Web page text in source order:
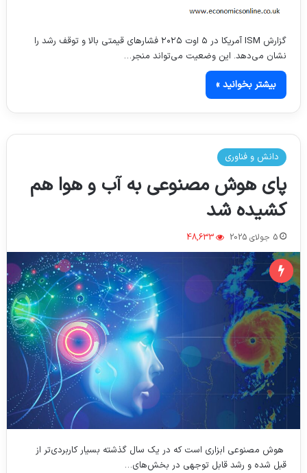
گزارش ISM آمریکا در ۵ اوت ۲۰۲۵ فشارهای قیمتی بالا و توقف رشد را
نشان می‌دهد. این وضعیت می‌تواند منجر…
بیشتر بخوانید »
دانش و فناوری
پای هوش مصنوعی به آب و هوا هم
کشیده شد
5 جولای 2025 48,633
هوش مصنوعی ابزاری است که در یک سال گذشته بسیار کاربردی‌تر از
قبل شده و رشد قابل توجهی در بخش‌های…